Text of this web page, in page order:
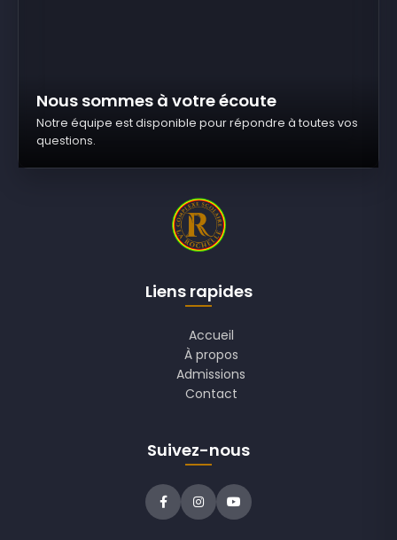
Nous sommes à votre écoute
Notre équipe est disponible pour répondre à toutes vos
questions.
Liens rapides
Accueil
À propos
Admissions
Contact
Suivez-nous